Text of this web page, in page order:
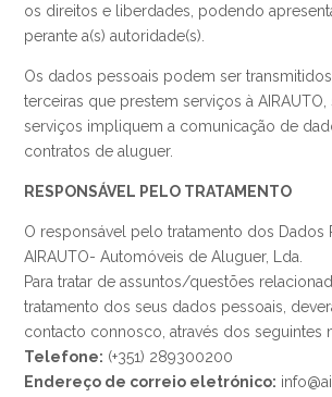
os direitos e liberdades, podendo
perante a(s) autoridade(s).
Os dados pessoais podem ser
terceiras que prestem serviços à
serviços impliquem a comunicação de
contratos de aluguer.
RESPONSÁVEL PELO TRATAMENTO
O responsável pelo tratamento dos Dados
AIRAUTO- Automóveis de Aluguer, Lda.
Para tratar de assuntos/questões
tratamento dos seus dados pessoais,
contacto connosco, através dos seguintes
Telefone: (+351) 289300200
Endereço de correio eletrónico: